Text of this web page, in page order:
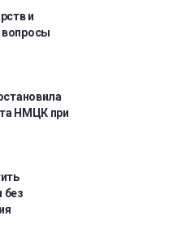
и
НМЦК при
без